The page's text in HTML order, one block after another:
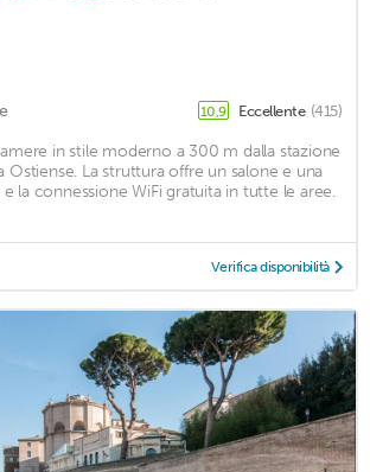
10,9 Eccellente (415)
in stile moderno a 300 m dalla stazione
Ostiense. La struttura offre un salone e una
la connessione WiFi gratuita in tutte le aree.
Verifica disponibilità